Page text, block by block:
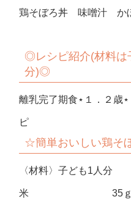
鶏そぼろ丼 味噌汁 か
◎レシピ紹介(材料は
分)◎
離乳完了期食⋆１．２歳
ピ
☆簡単おいしい鶏
〈材料〉子ども1人分
米 35ｇ